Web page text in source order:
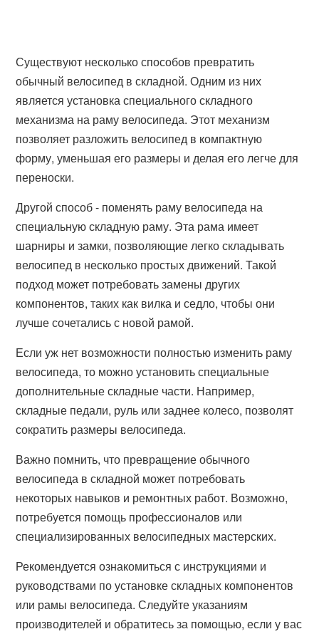
Существуют несколько способов превратить
обычный велосипед в складной. Одним из них
является установка специального складного
механизма на раму велосипеда. Этот механизм
позволяет разложить велосипед в компактную
форму, уменьшая его размеры и делая его легче для
переноски.
Другой способ - поменять раму велосипеда на
специальную складную раму. Эта рама имеет
шарниры и замки, позволяющие легко складывать
велосипед в несколько простых движений. Такой
подход может потребовать замены других
компонентов, таких как вилка и седло, чтобы они
лучше сочетались с новой рамой.
Если уж нет возможности полностью изменить раму
велосипеда, то можно установить специальные
дополнительные складные части. Например,
складные педали, руль или заднее колесо, позволят
сократить размеры велосипеда.
Важно помнить, что превращение обычного
велосипеда в складной может потребовать
некоторых навыков и ремонтных работ. Возможно,
потребуется помощь профессионалов или
специализированных велосипедных мастерских.
Рекомендуется ознакомиться с инструкциями и
руководствами по установке складных компонентов
или рамы велосипеда. Следуйте указаниям
производителей и обратитесь за помощью, если у вас